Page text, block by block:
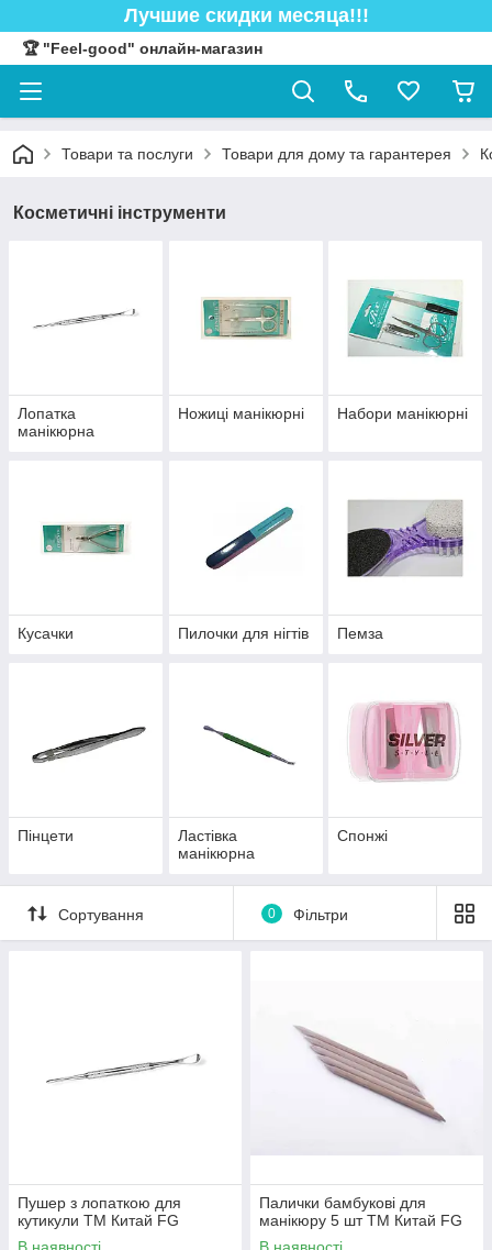
Лучшие скидки месяца!!!
🏆 "Feel-good" онлайн-магазин
Товари та послуги Товари для дому та гарантерея
Косметичні інструменти
Лопатка
манікюрна
Ножиці манікюрні Набори манікюрні
Кусачки Пилочки для нігтів Пемза
Пінцети
Ластівка
манікюрна
Спонжі
Сортування 0 Фільтри
Пушер з лопаткою для
кутикули ТМ Китай FG
Палички бамбукові для
манікюру 5 шт ТМ Китай FG